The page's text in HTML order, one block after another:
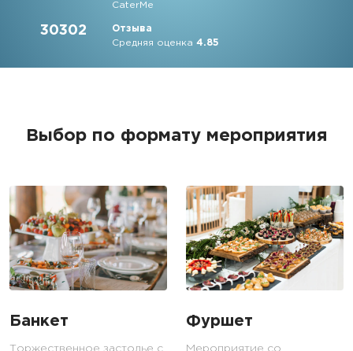
CaterMe
30302
Отзыва
Средняя оценка4.85
Выбор по формату мероприятия
Банкет
Торжественное застолье с
Фуршет
Мероприятие со